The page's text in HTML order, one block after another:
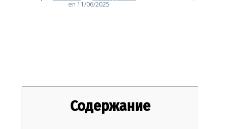
en 11/06/2025
Содержание